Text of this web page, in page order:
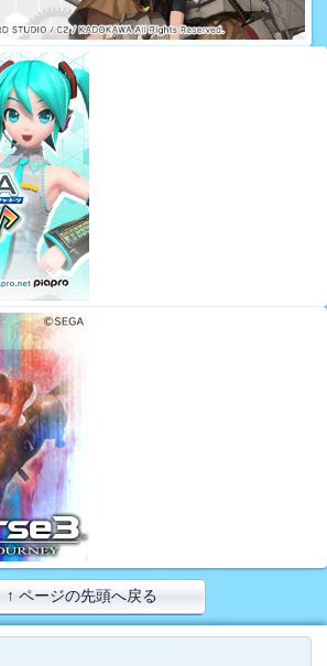
↑ ページの先頭へ戻る